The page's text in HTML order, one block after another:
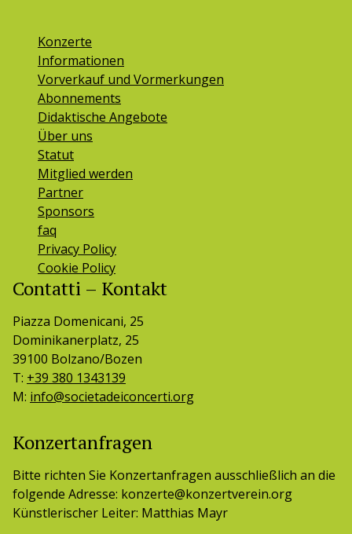
Konzerte
Informationen
Vorverkauf und Vormerkungen
Abonnements
Didaktische Angebote
Über uns
Statut
Mitglied werden
Partner
Sponsors
faq
Privacy Policy
Cookie Policy
Contatti – Kontakt
Piazza Domenicani, 25
Dominikanerplatz, 25
39100 Bolzano/Bozen
T: +39 380 1343139
M: info@societadeiconcerti.org
Konzertanfragen
Bitte richten Sie Konzertanfragen ausschließlich an die
folgende Adresse: konzerte@konzertverein.org
Künstlerischer Leiter: Matthias Mayr